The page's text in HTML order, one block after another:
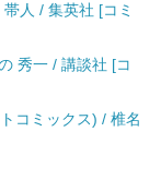
人 / 集英社 [コミ
秀一 / 講談社 [コ
コミックス) / 椎名